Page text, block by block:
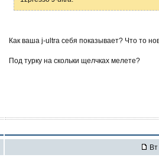
Как ваша j-ultra себя показывает? Что то
Под турку на скольки щелчках мелете?